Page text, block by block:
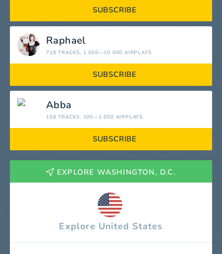
SUBSCRIBE
Raphael
728 TRACKS, 1 000—10 000 AIRPLAYS
SUBSCRIBE
Abba
158 TRACKS, 100—1 000 AIRPLAYS
SUBSCRIBE
EXPLORE WASHINGTON, D.C.
Explore United States